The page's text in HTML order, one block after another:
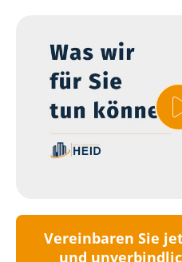
Vereinbaren Sie
und